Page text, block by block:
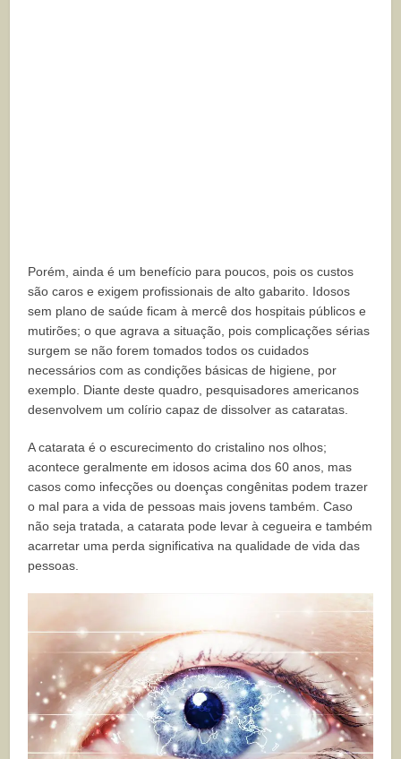
Porém, ainda é um benefício para poucos, pois os custos
são caros e exigem profissionais de alto gabarito. Idosos
sem plano de saúde ficam à mercê dos hospitais públicos e
mutirões; o que agrava a situação, pois complicações sérias
surgem se não forem tomados todos os cuidados
necessários com as condições básicas de higiene, por
exemplo. Diante deste quadro, pesquisadores americanos
desenvolvem um colírio capaz de dissolver as cataratas.
A catarata é o escurecimento do cristalino nos olhos;
acontece geralmente em idosos acima dos 60 anos, mas
casos como infecções ou doenças congênitas podem trazer
o mal para a vida de pessoas mais jovens também. Caso
não seja tratada, a catarata pode levar à cegueira e também
acarretar uma perda significativa na qualidade de vida das
pessoas.